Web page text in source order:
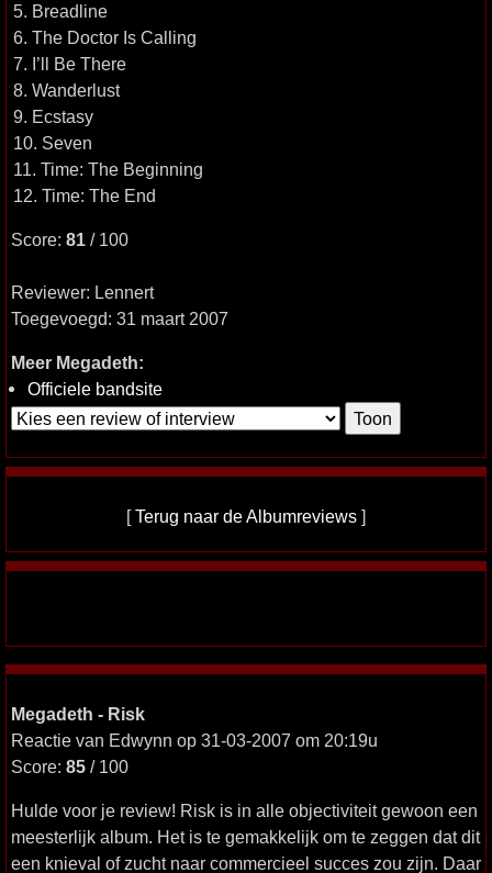
5. Breadline
6. The Doctor Is Calling
7. I’ll Be There
8. Wanderlust
9. Ecstasy
10. Seven
11. Time: The Beginning
12. Time: The End
Score: 81 / 100
Reviewer: Lennert
Toegevoegd: 31 maart 2007
Meer Megadeth:
Officiele bandsite
[Terug naar de Albumreviews ]
Megadeth - Risk
Reactie van Edwynn op 31-03-2007 om 20:19u
Score: 85 / 100
Hulde voor je review! Risk is in alle objectiviteit gewoon een
meesterlijk album. Het is te gemakkelijk om te zeggen dat dit
een knieval of zucht naar commercieel succes zou zijn. Daar